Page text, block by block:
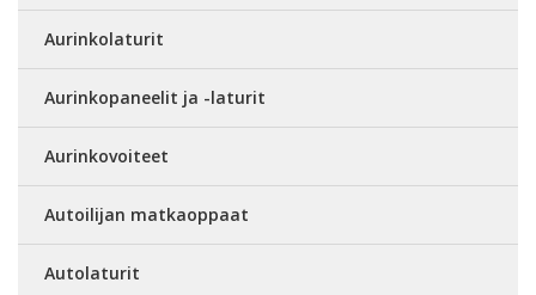
Aurinkolaturit
Aurinkopaneelit ja -laturit
Aurinkovoiteet
Autoilijan matkaoppaat
Autolaturit